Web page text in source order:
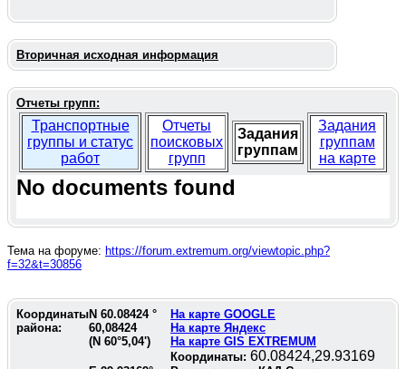
Вторичная исходная информация
Отчеты групп:
Транспортные
группы и статус
работ
Отчеты
поисковых
групп
Задания
группам
Задания
группам
на карте
No documents found
Тема на форуме: https://forum.extremum.org/viewtopic.php?
f=32&t=30856
Координаты
района:
N 60.08424 °
60,08424
(N 60°5,04')
На карте GOOGLE
На карте Яндекс
На карте GIS EXTREMUM
Координаты: 60.08424,29.93169